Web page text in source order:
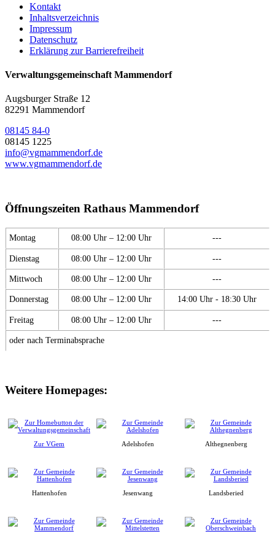
Kontakt
Inhaltsverzeichnis
Impressum
Datenschutz
Erklärung zur Barrierefreiheit
Verwaltungsgemeinschaft Mammendorf
Augsburger Straße 12
82291 Mammendorf
08145 84-0
08145 1225
info@vgmammendorf.de
www.vgmammendorf.de
Öffnungszeiten Rathaus Mammendorf
Montag 08:00 Uhr – 12:00 Uhr ---
Dienstag 08:00 Uhr – 12:00 Uhr ---
Mittwoch 08:00 Uhr – 12:00 Uhr ---
Donnerstag 08:00 Uhr – 12:00 Uhr 14:00 Uhr - 18:30 Uhr
Freitag 08:00 Uhr – 12:00 Uhr ---
oder nach Terminabsprache
Weitere Homepages:
Zur VGem Adelshofen Althegnenberg
Hattenhofen Jesenwang Landsberied